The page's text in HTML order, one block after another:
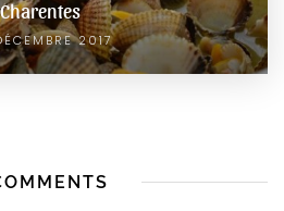
Charentes
2017